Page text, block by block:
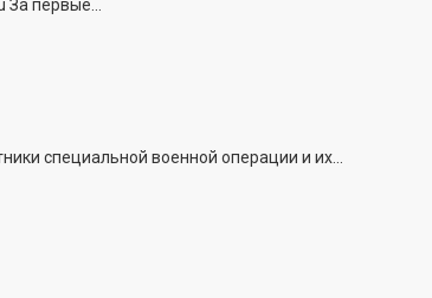
первые...
специальной военной операции и их...